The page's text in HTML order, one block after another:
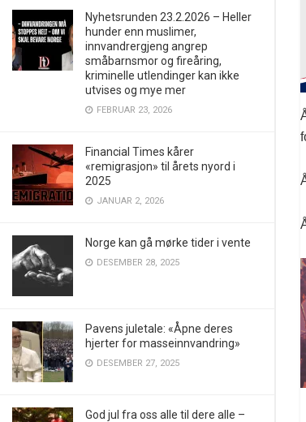
Nyhetsrunden 23.2.2026 – Heller
hunder enn muslimer,
innvandrergjeng angrep
småbarnsmor og fireåring,
kriminelle utlendinger kan ikke
utvises og mye mer
FEBRUAR 23, 2026
Financial Times kårer
«remigrasjon» til årets nyord i
2025
JANUAR 2, 2026
Norge kan gå mørke tider i vente
DESEMBER 28, 2025
Pavens juletale: «Åpne deres
hjerter for masseinnvandring»
DESEMBER 27, 2025
God jul fra oss alle til dere alle –